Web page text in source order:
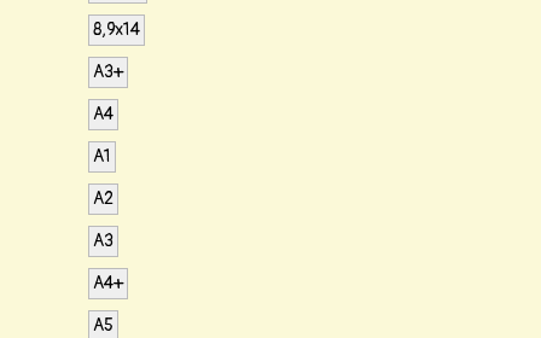
8,9х14
А3+
А4
А1
А2
А3
А4+
А5